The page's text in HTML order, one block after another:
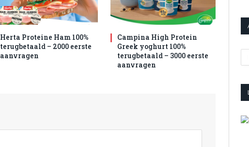
Herta Proteine Ham 100%
terugbetaald – 2000 eerste
aanvragen
Campina High Protein
Greek yoghurt 100%
terugbetaald – 3000 eerste
aanvragen